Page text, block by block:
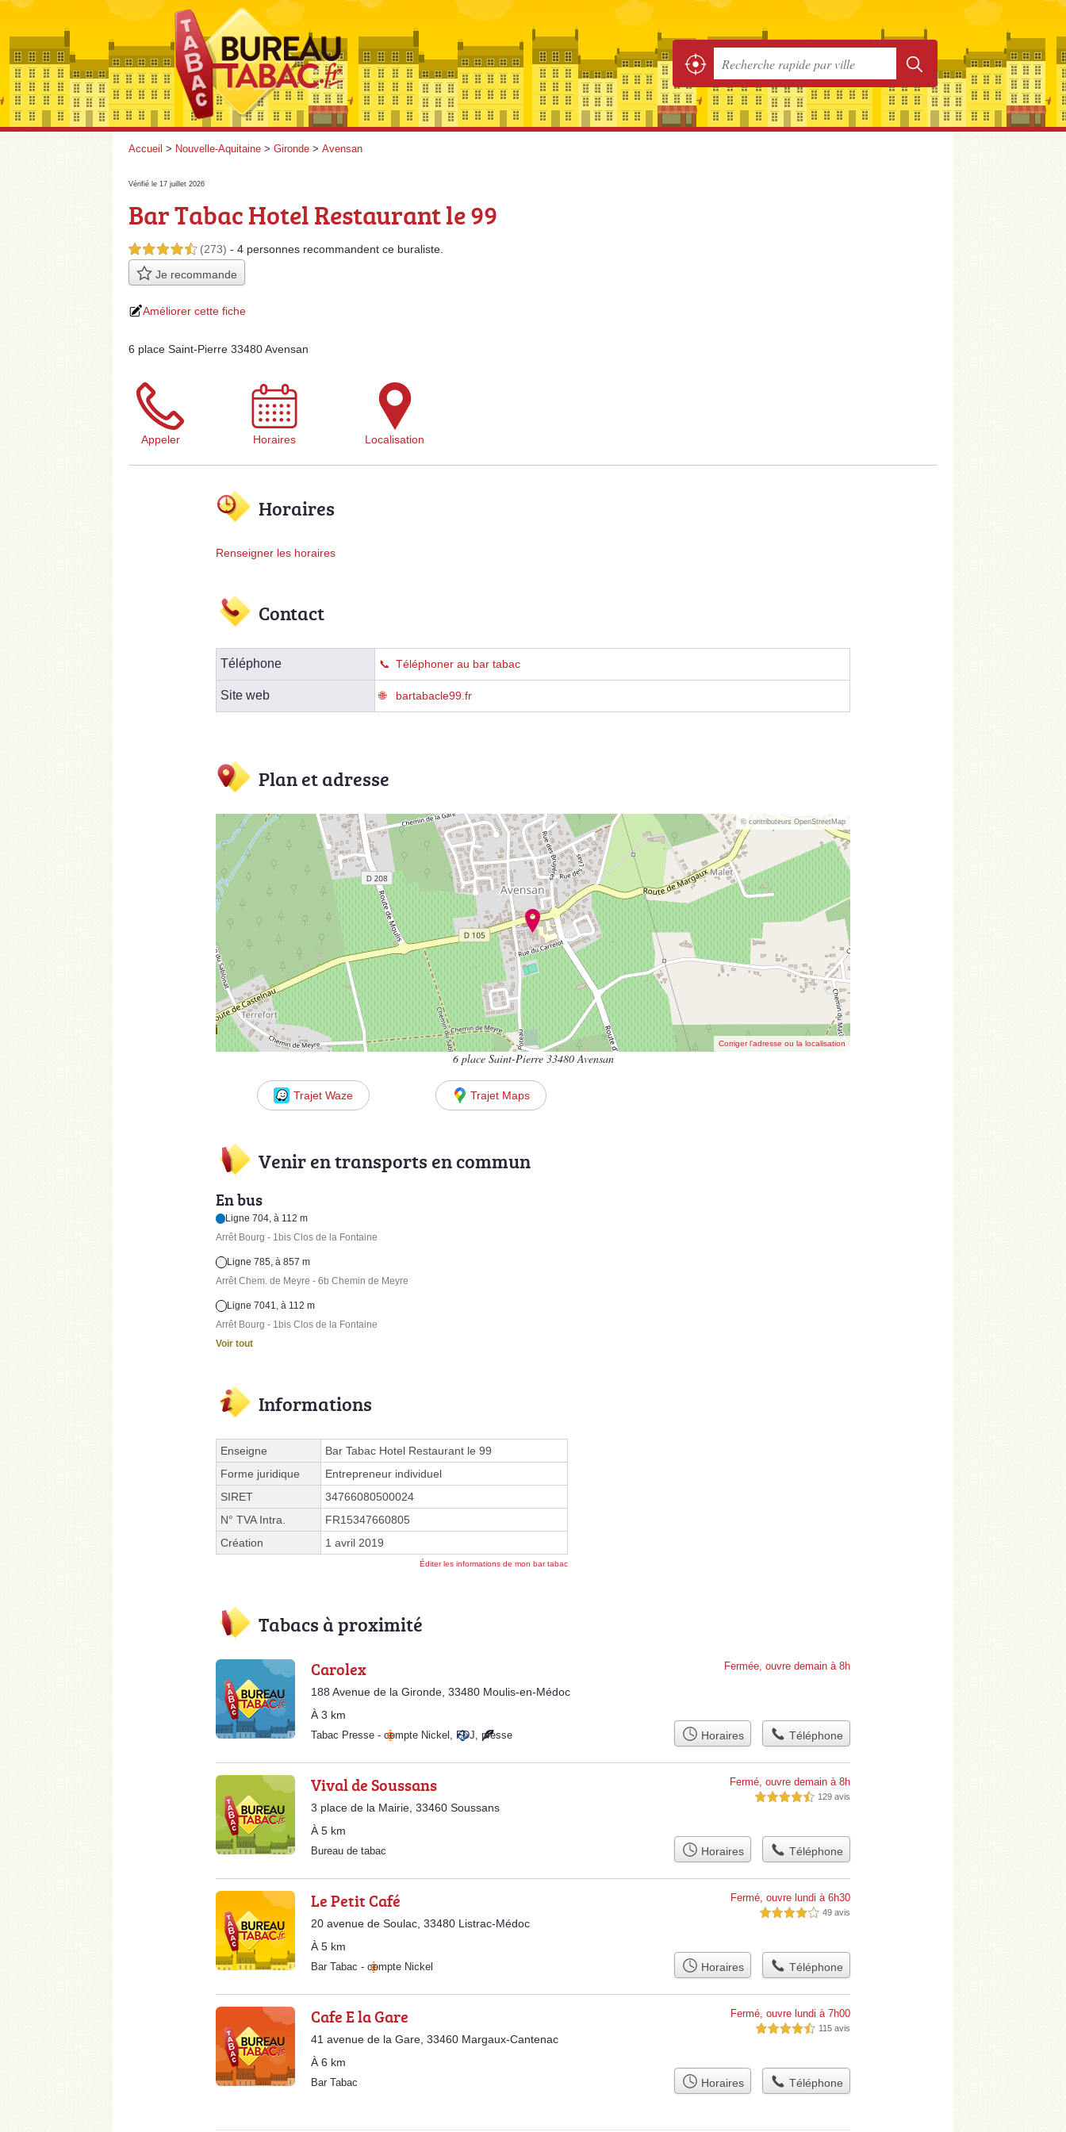
Accueil > Nouvelle-Aquitaine > Gironde > Avensan
Vérifié le 17 juillet 2026
Bar Tabac Hotel Restaurant le 99
4,5 étoiles sur 5 (273) - 4 personnes recommandent ce buraliste.
Je recommande
Améliorer cette fiche
6 place Saint-Pierre 33480 Avensan
Appeler Horaires Localisation
Horaires
Renseigner les horaires
Contact
Téléphone Téléphoner au bar tabac
Site web bartabacle99.fr
Plan et adresse
© contributeurs OpenStreetMap
Corriger l’adresse ou la localisation
6 place Saint-Pierre 33480 Avensan
Trajet Waze Trajet Maps
Venir en transports en commun
En bus
Ligne 704, à 112 m
Arrêt Bourg - 1bis Clos de la Fontaine
Ligne 785, à 857 m
Arrêt Chem. de Meyre - 6b Chemin de Meyre
Ligne 7041, à 112 m
Arrêt Bourg - 1bis Clos de la Fontaine
Voir tout
Informations
Enseigne
Bar Tabac Hotel Restaurant le 99
Forme juridique
Entrepreneur individuel
SIRET
34766080500024
N° TVA Intra.
FR15347660805
Création
1 avril 2019
Éditer les informations de mon bar tabac
Tabacs à proximité
Carolex
188 Avenue de la Gironde, 33480 Moulis-en-Médoc
À 3 km
Fermée, ouvre demain à 8h
Tabac Presse - compte Nickel , FDJ, presse Horaires Téléphone
Vival de Soussans
3 place de la Mairie, 33460 Soussans
À 5 km
Fermé, ouvre demain à 8h
4,5 étoiles sur 5 129 avis
Bureau de tabac Horaires Téléphone
Le Petit Café
20 avenue de Soulac, 33480 Listrac-Médoc
À 5 km
Fermé, ouvre lundi à 6h30
4,0 étoiles sur 5 49 avis
Bar Tabac - compte Nickel Horaires Téléphone
Cafe E la Gare
41 avenue de la Gare, 33460 Margaux-Cantenac
À 6 km
Fermé, ouvre lundi à 7h00
4,5 étoiles sur 5 115 avis
Bar Tabac Horaires Téléphone